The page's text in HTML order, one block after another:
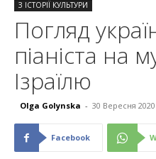
З ІСТОРІЇ КУЛЬТУРИ
Погляд
піаніста на
Ізраїлю
Olga Golynska - 30 Вересня 2020
Facebook